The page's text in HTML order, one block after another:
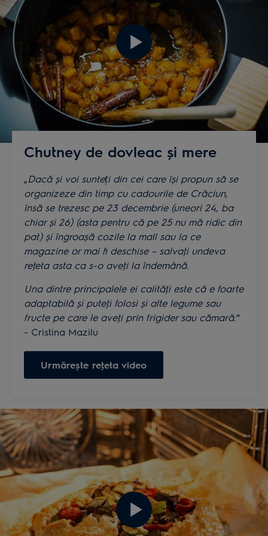
Chutney de dovleac și mere
„Dacă și voi sunteți din cei care își propun să se
organizeze din timp cu cadourile de Crăciun,
însă se trezesc pe 23 decembrie (uneori 24, ba
chiar și 26) (asta pentru că pe 25 nu mă ridic din
pat) și îngroașă cozile la mall sau la ce
magazine or mai fi deschise – salvaţi undeva
reţeta asta ca s-o aveţi la îndemână.
Una dintre principalele ei calităţi este că e foarte
adaptabilă și puteţi folosi și alte legume sau
fructe pe care le aveţi prin frigider sau cămară.”
- Cristina Mazilu
Urmărește reţeta video